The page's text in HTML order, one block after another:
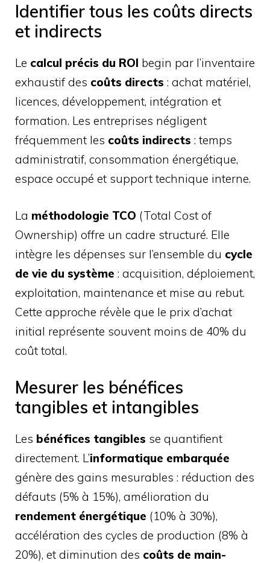
Identifier tous les coûts directs
et indirects
Le calcul précis du ROI begin par l’inventaire
exhaustif des coûts directs : achat matériel,
licences, développement, intégration et
formation. Les entreprises négligent
fréquemment les coûts indirects : temps
administratif, consommation énergétique,
espace occupé et support technique interne.
La méthodologie TCO (Total Cost of
Ownership) offre un cadre structuré. Elle
intègre les dépenses sur l’ensemble du cycle
de vie du système : acquisition, déploiement,
exploitation, maintenance et mise au rebut.
Cette approche révèle que le prix d’achat
initial représente souvent moins de 40% du
coût total.
Mesurer les bénéfices
tangibles et intangibles
Les bénéfices tangibles se quantifient
directement. L’informatique embarquée
génère des gains mesurables : réduction des
défauts (5% à 15%), amélioration du
rendement énergétique (10% à 30%),
accélération des cycles de production (8% à
20%), et diminution des coûts de main-